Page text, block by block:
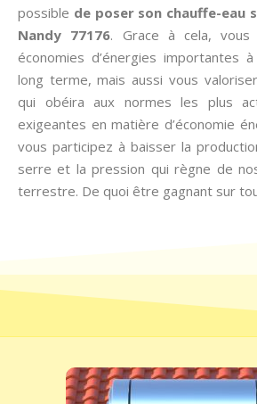
possible de poser son chauffe-eau
Nandy 77176. Grace à cela, vous
économies d’énergies importantes
long terme, mais aussi vous
qui obéira aux normes les plus
exigeantes en matière d’économie
vous participez à baisser la
serre et la pression qui règne de
terrestre. De quoi être gagnant sur